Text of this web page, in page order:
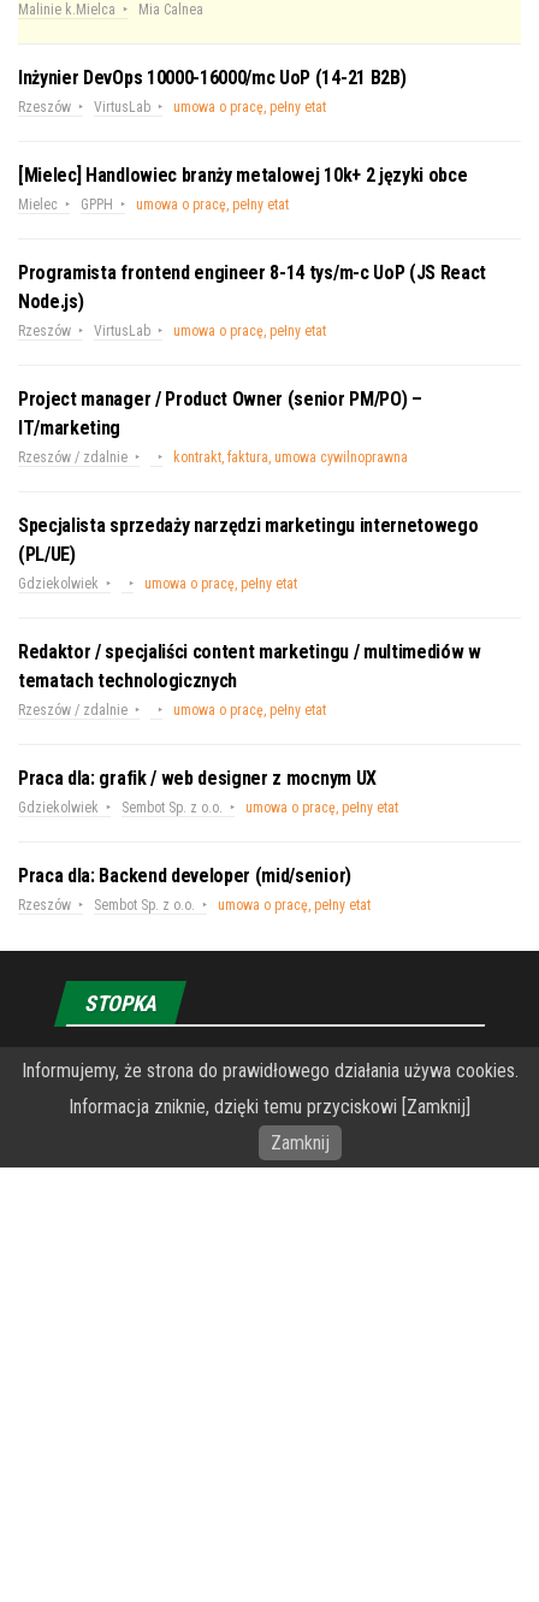
Malinie k.Mielca Mia Calnea
Inżynier DevOps 10000-16000/mc UoP (14-21 B2B)
Rzeszów VirtusLab umowa o pracę, pełny etat
[Mielec] Handlowiec branży metalowej 10k+ 2 języki obce
Mielec GPPH umowa o pracę, pełny etat
Programista frontend engineer 8-14 tys/m-c UoP (JS React
Node.js)
Rzeszów VirtusLab umowa o pracę, pełny etat
Project manager / Product Owner (senior PM/PO) –
IT/marketing
Rzeszów / zdalnie kontrakt, faktura, umowa cywilnoprawna
Specjalista sprzedaży narzędzi marketingu internetowego
(PL/UE)
Gdziekolwiek umowa o pracę, pełny etat
Redaktor / specjaliści content marketingu / multimediów w
tematach technologicznych
Rzeszów / zdalnie umowa o pracę, pełny etat
Praca dla: grafik / web designer z mocnym UX
Gdziekolwiek Sembot Sp. z o.o. umowa o pracę, pełny etat
Praca dla: Backend developer (mid/senior)
Rzeszów Sembot Sp. z o.o. umowa o pracę, pełny etat
STOPKA
O Fundacji PRZEkarpacie
Wykonanie portalu – specjaliści stron www WordPress
Informujemy, że strona do prawidłowego działania używa cookies.
Informacja zniknie, dzięki temu przyciskowi [Zamknij]
Zamknij